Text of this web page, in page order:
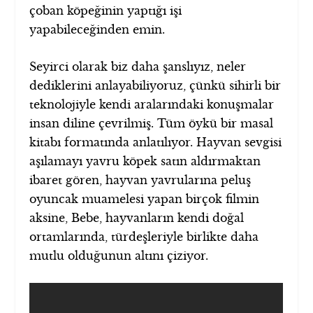
çoban köpeğinin yaptığı işi
yapabileceğinden emin.
Seyirci olarak biz daha şanslıyız, neler
dediklerini anlayabiliyoruz, çünkü sihirli bir
teknolojiyle kendi aralarındaki konuşmalar
insan diline çevrilmiş. Tüm öykü bir masal
kitabı formatında anlatılıyor. Hayvan sevgisi
aşılamayı yavru köpek satın aldırmaktan
ibaret gören, hayvan yavrularına peluş
oyuncak muamelesi yapan birçok filmin
aksine, Bebe, hayvanların kendi doğal
ortamlarında, türdeşleriyle birlikte daha
mutlu olduğunun altını çiziyor.